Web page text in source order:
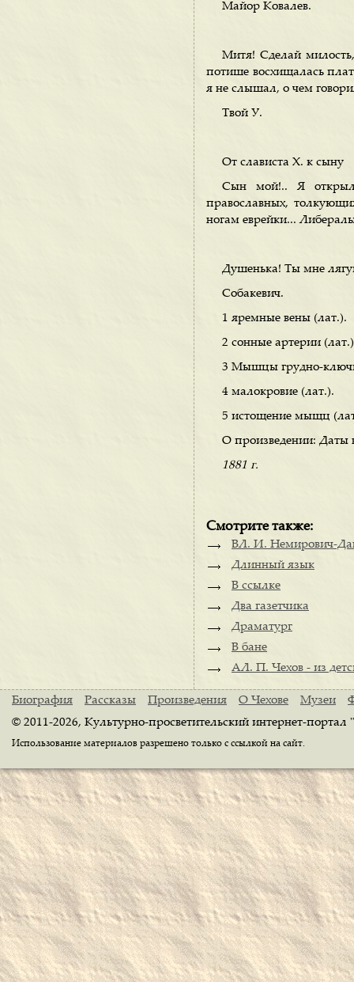
Майор Ковалев.
Митя! Сделай
потише восхищалась
я не слышал, о чем
Твой У.
От слависта X. к сыну
Сын мой!.. Я открыл
православных,
ногам еврейки...
Душенька! Ты мне
Собакевич.
1 яремные вены (лат.).
2 сонные артерии
3 Мышцы грудно-
4 малокровие (лат.).
5 истощение мыщц
О произведении: Даты
1881 г.
Смотрите также:
ВЛ. И. Немирович-
Длинный язык
В ссылке
Два газетчика
Драматург
В бане
АЛ. П. Чехов - из
Биография Рассказы Произведения О Чехове Музеи
© 2011-2026, Культурно-просветительский интернет-
Использование материалов разрешено только с ссылкой на сайт.